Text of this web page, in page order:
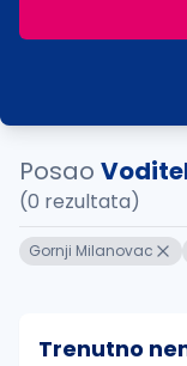
Posao
(0 rezultata)
Gornji Milanovac
Trenutno